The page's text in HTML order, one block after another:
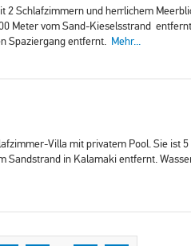
2 Schlafzimmern und herrlichem
Meter vom Sand-Kieselsstrand
Spaziergang entfernt. Mehr...
Villa mit privatem Pool. Sie ist
Sandstrand in Kalamaki entfernt.